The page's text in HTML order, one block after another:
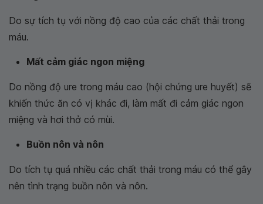
Do sự tích tụ với nồng độ cao của các chất thải trong
máu.
Mất cảm giác ngon miệng
Do nồng độ ure trong máu cao (hội chứng ure huyết) sẽ
khiến thức ăn có vị khác đi, làm mất đi cảm giác ngon
miệng và hơi thở có mùi.
Buồn nôn và nôn
Do tích tụ quá nhiều các chất thải trong máu có thể gây
nên tình trạng buồn nôn và nôn.